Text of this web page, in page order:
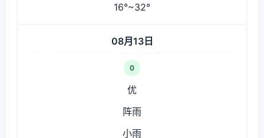
16°~32°
08月13日
0
优
阵雨
小雨